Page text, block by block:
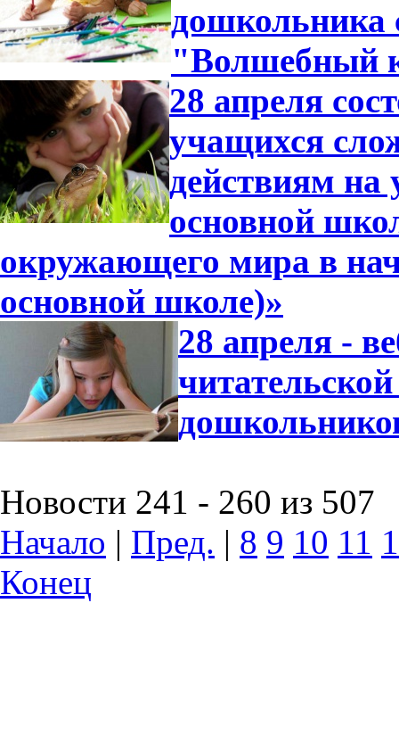
дошкольника
"Волшебный
28 апреля
учащихся
действиям на
основной
окружающего мира в
основной школе)»
28 апреля -
Новости 241 - 260 из 507
Начало | Пред. | 8 9 10 11
Конец